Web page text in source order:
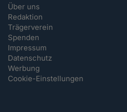
Über uns
Redaktion
Trägerverein
Spenden
Impressum
Datenschutz
Werbung
Cookie-Einstellungen